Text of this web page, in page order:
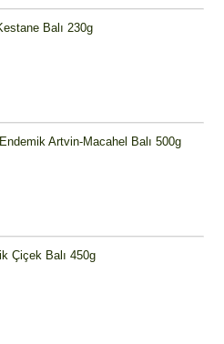
Balı 230g
Artvin-Macahel Balı 500g
Çiçek Balı 450g